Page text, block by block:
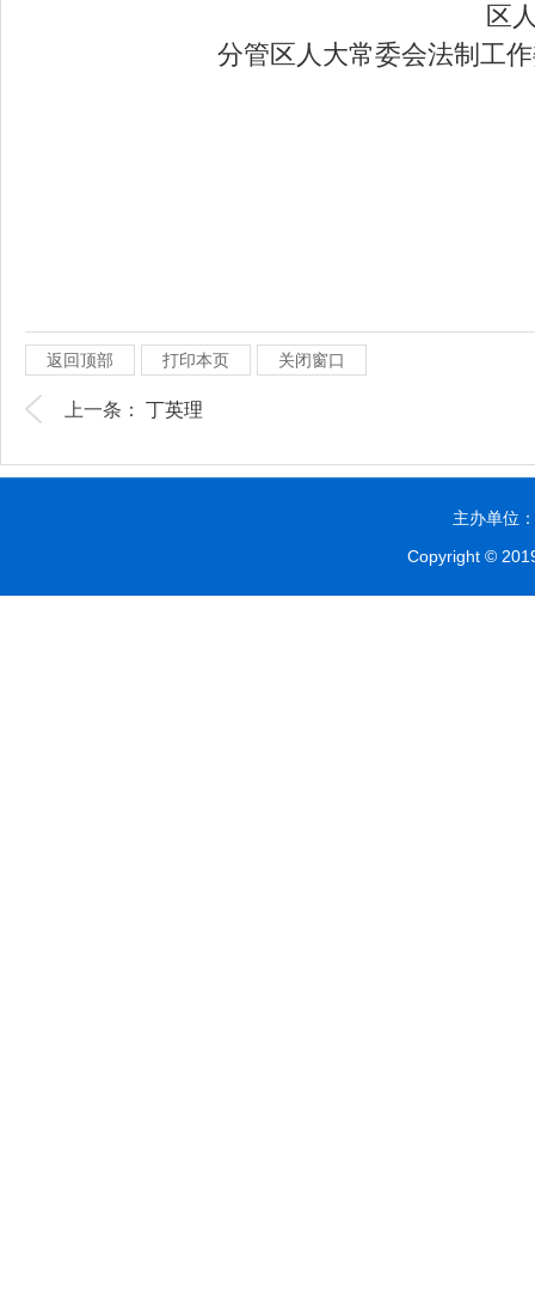
区
分管区人大常委会法制工
返回顶部 打印本页 关闭窗口
上一条： 丁英理
主办单位
Copyright ©